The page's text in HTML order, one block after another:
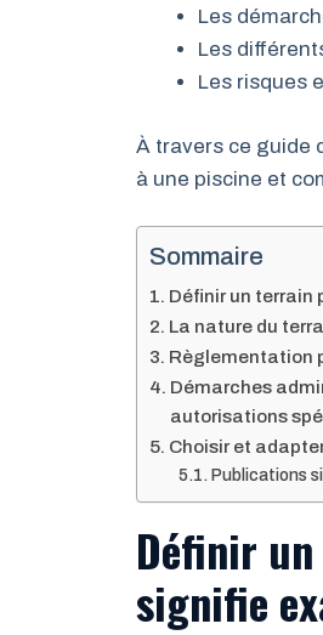
Les
Les
Les risques
À travers ce guide
à une piscine et
Sommaire
Définir un terrain
La nature du
Règlementation
Démarches
autorisations
Choisir et
Publications
Définir
signifie